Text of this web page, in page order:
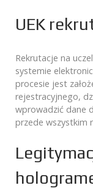
UEK
Rekrutacje na
systemie
procesie jest
rejestracyjnego,
wprowadzić dane
przede wszystkim